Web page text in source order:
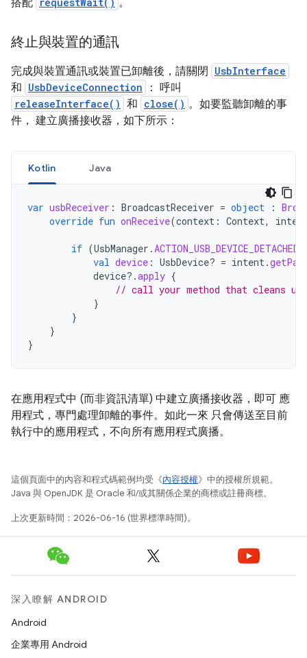
搭配
。
終止與裝置的通訊
完成與裝置通訊或裝置已卸離後，請關閉 UsbInterface
和 UsbDeviceConnection ： 呼叫
releaseInterface() 和 close() 。如要監聽卸離的事
件， 建立廣播接收器，如下所示：
Kotlin Java
var usbReceiver : BroadcastReceiver = object :
override fun onReceive(context : Context,
if (UsbManager .ACTION_USB_DEVICE_DETACHED
val device : UsbDevice? = intent.
device?.apply {
// call your method that cleans up
}
}
}
}
在應用程式中 (而非資訊清單) 中建立廣播接收器，即可 應
用程式，專門處理卸離的事件。如此一來 只會傳送至目前
執行中的應用程式，不向所有應用程式廣播。
這個頁面中的內容和程式碼範例均受《內容授權》中的授權所規範。
Java 與 OpenJDK 是 Oracle 和/或其關係企業的商標或註冊商標。
上次更新時間：2026-06-16 (世界標準時間)。
深入瞭解 ANDROID
Android
企業專用 Android